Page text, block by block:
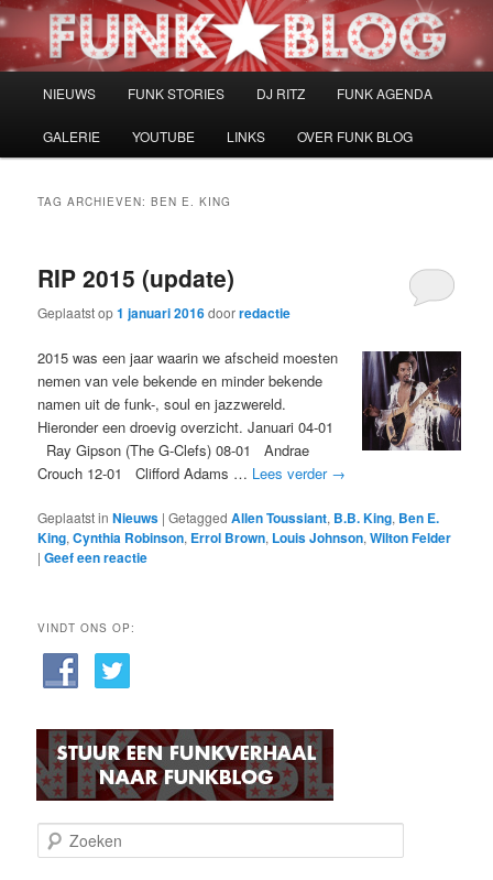
Spring
naar
Spring
naar
NIEUWS FUNK STORIES DJ RITZ FUNK AGENDA
GALERIE YOUTUBE LINKS OVER FUNK BLOG
TAG ARCHIEVEN:BEN E. KING
RIP 2015 (update)
Geplaatst op1 januari 2016doorredactie
2015 was een jaar waarin we afscheid moesten
nemen van vele bekende en minder bekende
namen uit de funk-, soul en jazzwereld.
Hieronder een droevig overzicht. Januari 04-01
Ray Gipson (The G-Clefs) 08-01 Andrae
Crouch 12-01 Clifford Adams … Lees verder →
Geplaatst in Nieuws |Getagged Allen Toussiant, B.B. King, Ben E.
King,Cynthia Robinson, Errol Brown, Louis Johnson,Wilton Felder
|Geef een reactie
VINDT ONS OP:
o